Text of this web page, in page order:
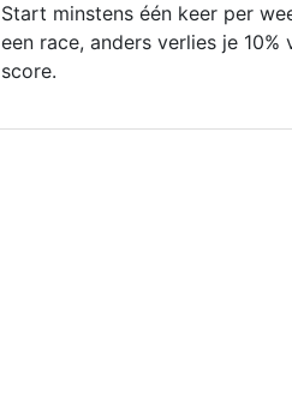
Start minstens één keer per
een race, anders verlies je 10%
score.